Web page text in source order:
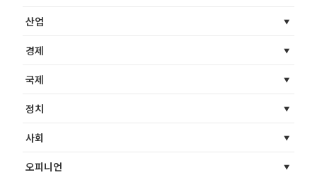
산업
경제
국제
정치
사회
오피니언